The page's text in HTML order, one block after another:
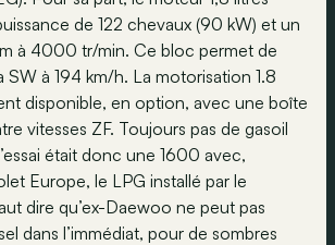
de 122 chevaux (90 kW) et un
à 4000 tr/min. Ce bloc permet de
SW à 194 km/h. La motorisation 1.8
disponible, en option, avec une boîte
vitesses ZF. Toujours pas de gasoil
était donc une 1600 avec,
Europe, le LPG installé par le
dire qu’ex-Daewoo ne peut pas
dans l’immédiat, pour de sombres